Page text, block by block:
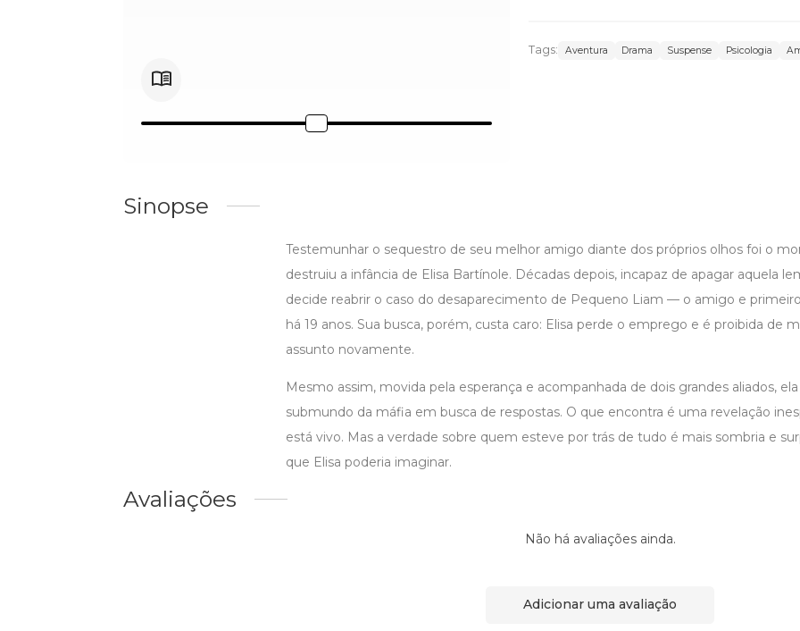
Tags: Aventura Drama Suspense Psicologia
Sinopse
Testemunhar o sequestro de seu melhor amigo diante dos próprios olhos foi o
destruiu a infância de Elisa Bartínole. Décadas depois, incapaz de apagar aquela
decide reabrir o caso do desaparecimento de Pequeno Liam — o amigo e
há 19 anos. Sua busca, porém, custa caro: Elisa perde o emprego e é proibida de
assunto novamente.
Mesmo assim, movida pela esperança e acompanhada de dois grandes aliados,
submundo da máfia em busca de respostas. O que encontra é uma revelação
está vivo. Mas a verdade sobre quem esteve por trás de tudo é mais sombria e
que Elisa poderia imaginar.
Avaliações
Não há avaliações ainda.
Adicionar uma avaliação